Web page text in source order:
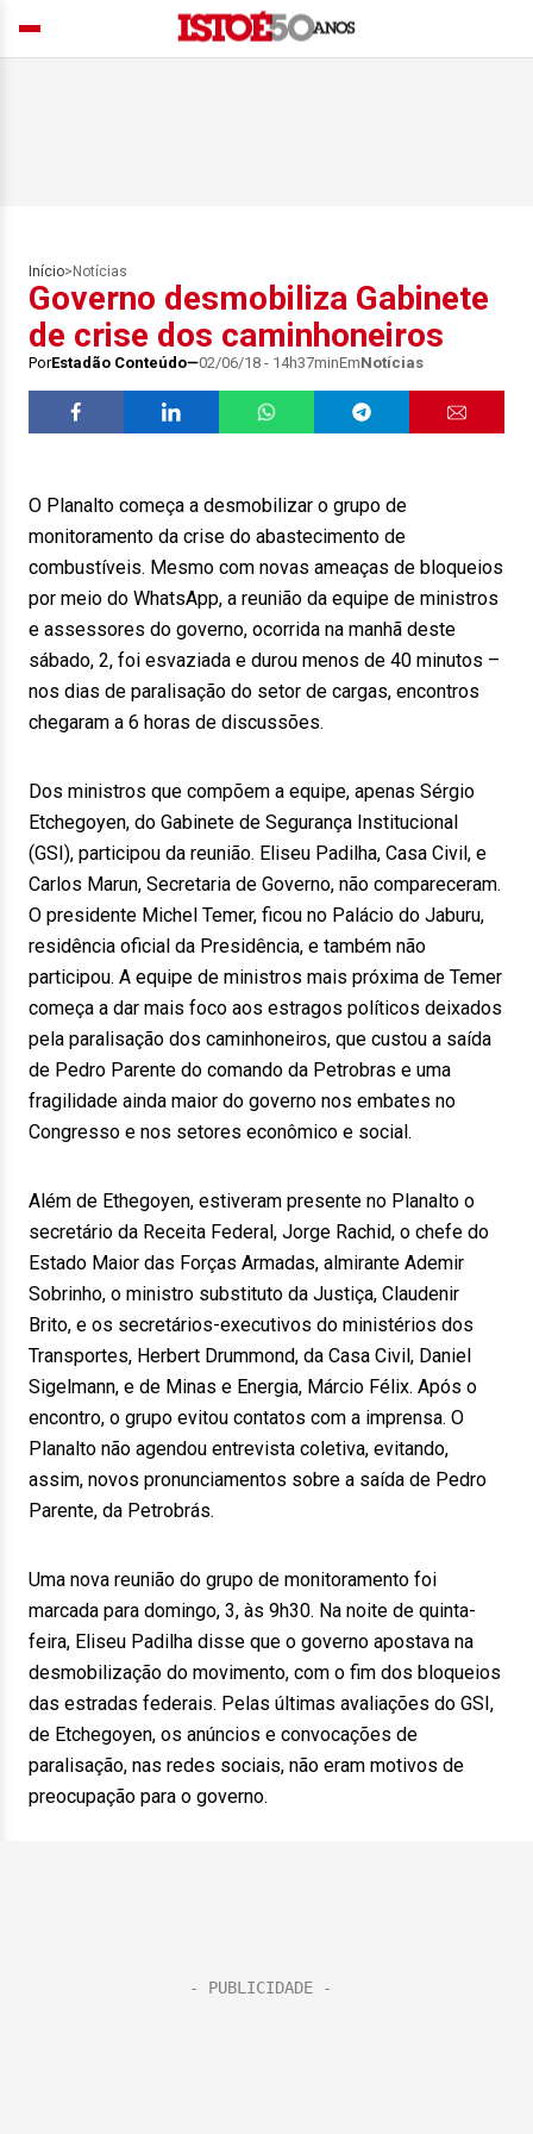
Início> Notícias
Governo desmobiliza Gabinete
de crise dos caminhoneiros
PorEstadão Conteúdo 02/06/18 - 14h37minEmNotícias
O Planalto começa a desmobilizar o grupo de
monitoramento da crise do abastecimento de
combustíveis. Mesmo com novas ameaças de bloqueios
por meio do WhatsApp, a reunião da equipe de ministros
e assessores do governo, ocorrida na manhã deste
sábado, 2, foi esvaziada e durou menos de 40 minutos –
nos dias de paralisação do setor de cargas, encontros
chegaram a 6 horas de discussões.
Dos ministros que compõem a equipe, apenas Sérgio
Etchegoyen, do Gabinete de Segurança Institucional
(GSI), participou da reunião. Eliseu Padilha, Casa Civil, e
Carlos Marun, Secretaria de Governo, não compareceram.
O presidente Michel Temer, ficou no Palácio do Jaburu,
residência oficial da Presidência, e também não
participou. A equipe de ministros mais próxima de Temer
começa a dar mais foco aos estragos políticos deixados
pela paralisação dos caminhoneiros, que custou a saída
de Pedro Parente do comando da Petrobras e uma
fragilidade ainda maior do governo nos embates no
Congresso e nos setores econômico e social.
Além de Ethegoyen, estiveram presente no Planalto o
secretário da Receita Federal, Jorge Rachid, o chefe do
Estado Maior das Forças Armadas, almirante Ademir
Sobrinho, o ministro substituto da Justiça, Claudenir
Brito, e os secretários-executivos do ministérios dos
Transportes, Herbert Drummond, da Casa Civil, Daniel
Sigelmann, e de Minas e Energia, Márcio Félix. Após o
encontro, o grupo evitou contatos com a imprensa. O
Planalto não agendou entrevista coletiva, evitando,
assim, novos pronunciamentos sobre a saída de Pedro
Parente, da Petrobrás.
Uma nova reunião do grupo de monitoramento foi
marcada para domingo, 3, às 9h30. Na noite de quinta-
feira, Eliseu Padilha disse que o governo apostava na
desmobilização do movimento, com o fim dos bloqueios
das estradas federais. Pelas últimas avaliações do GSI,
de Etchegoyen, os anúncios e convocações de
paralisação, nas redes sociais, não eram motivos de
preocupação para o governo.